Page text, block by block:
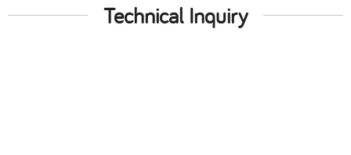
Technical Inquiry